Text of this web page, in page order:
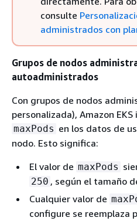
consulte
administrados con
Grupos de nodos
autoadministrados
Con grupos de nodos
personalizada), Amazon
maxPods en los datos de
nodo. Esto significa:
El valor de maxPods
250 , según el tamaño
Cualquier valor de
configure se reemplaza